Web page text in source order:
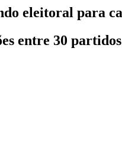
eleitoral para
entre 30